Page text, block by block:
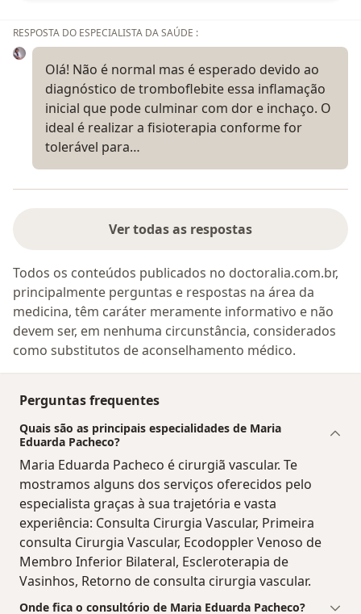
RESPOSTA DO ESPECIALISTA DA SAÚDE :
Olá! Não é normal mas é esperado devido ao
diagnóstico de tromboflebite essa inflamação
inicial que pode culminar com dor e inchaço. O
ideal é realizar a fisioterapia conforme for
tolerável para…
Ver todas as respostas
Todos os conteúdos publicados no doctoralia.com.br,
principalmente perguntas e respostas na área da
medicina, têm caráter meramente informativo e não
devem ser, em nenhuma circunstância, considerados
como substitutos de aconselhamento médico.
Perguntas frequentes
Quais são as principais especialidades de Maria
Eduarda Pacheco?
Maria Eduarda Pacheco é cirurgiã vascular. Te
mostramos alguns dos serviços oferecidos pelo
especialista graças à sua trajetória e vasta
experiência: Consulta Cirurgia Vascular, Primeira
consulta Cirurgia Vascular, Ecodoppler Venoso de
Membro Inferior Bilateral, Escleroterapia de
Vasinhos, Retorno de consulta cirurgia vascular.
Onde fica o consultório de Maria Eduarda Pacheco?